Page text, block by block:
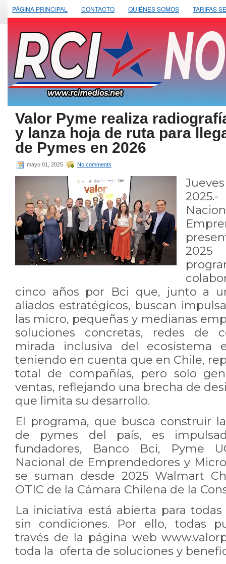
PÁGINA PRINCIPAL CONTACTO QUIÉNES SOMOS TARIFAS
Valor Pyme realiza
y lanza hoja de ruta para
de Pymes en 2026
mayo 01, 2025 No comments
2025.-
2025
cinco años por Bci que, junto a
aliados estratégicos, buscan
las micro, pequeñas y medianas
soluciones concretas, redes de
mirada inclusiva del ecosistema
teniendo en cuenta que en Chile,
total de compañías, pero solo
ventas, reflejando una brecha de
que limita su desarrollo.
El programa, que busca construir
de pymes del país, es
fundadores, Banco Bci, Pyme
Nacional de Emprendedores y
se suman desde 2025 Walmart
OTIC de la Cámara Chilena de la
La iniciativa está abierta para
sin condiciones. Por ello, todas
través de la página web
toda la oferta de soluciones y